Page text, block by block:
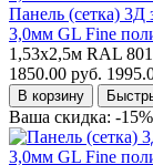
Панель (сетка)
3,0мм GL Fine
1,53х2,5м RAL
1850.00 руб.
В корзину
Ваша скидка: -15%